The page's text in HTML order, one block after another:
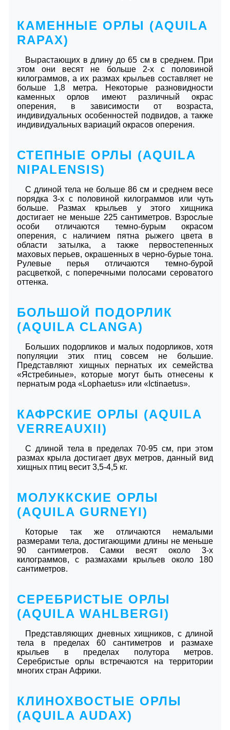
КАМЕННЫЕ ОРЛЫ (AQUILA
RAPAX)
Вырастающих в длину до 65 см в среднем. При
этом они весят не больше 2-х с половиной
килограммов, а их размах крыльев составляет не
больше 1,8 метра. Некоторые разновидности
каменных орлов имеют различный окрас
оперения, в зависимости от возраста,
индивидуальных особенностей подвидов, а также
индивидуальных вариаций окрасов оперения.
СТЕПНЫЕ ОРЛЫ (AQUILA
NIPALENSIS)
С длиной тела не больше 86 см и среднем весе
порядка 3-х с половиной килограммов или чуть
больше. Размах крыльев у этого хищника
достигает не меньше 225 сантиметров. Взрослые
особи отличаются темно-бурым окрасом
оперения, с наличием пятна рыжего цвета в
области затылка, а также первостепенных
маховых перьев, окрашенных в черно-бурые тона.
Рулевые перья отличаются темно-бурой
расцветкой, с поперечными полосами сероватого
оттенка.
БОЛЬШОЙ ПОДОРЛИК
(AQUILA СLАNGА)
Больших подорликов и малых подорликов, хотя
популяции этих птиц совсем не большие.
Представляют хищных пернатых их семейства
«Ястребиные», которые могут быть отнесены к
пернатым рода «Lophaetus» или «Ictinaetus».
КАФРСКИЕ ОРЛЫ (AQUILA
VERREAUXII)
С длиной тела в пределах 70-95 см, при этом
размах крыла достигает двух метров, данный вид
хищных птиц весит 3,5-4,5 кг.
МОЛУККСКИЕ ОРЛЫ
(AQUILA GURNEYI)
Которые так же отличаются немалыми
размерами тела, достигающими длины не меньше
90 сантиметров. Самки весят около 3-х
килограммов, с размахами крыльев около 180
сантиметров.
СЕРЕБРИСТЫЕ ОРЛЫ
(AQUILA WAHLBERGI)
Представляющих дневных хищников, с длиной
тела в пределах 60 сантиметров и размахе
крыльев в пределах полутора метров.
Серебристые орлы встречаются на территории
многих стран Африки.
КЛИНОХВОСТЫЕ ОРЛЫ
(AQUILA AUDAX)